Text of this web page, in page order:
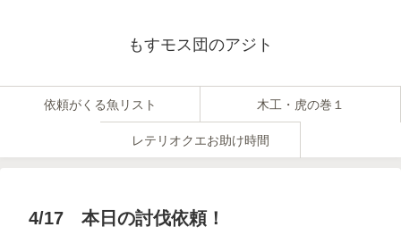
もすモス団のアジト
依頼がくる魚リスト 木工・虎の巻１
レテリオクエお助け時間
4/17 本日の討伐依頼！